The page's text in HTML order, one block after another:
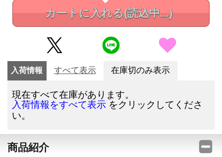
カートに入れる(読込中...)
入荷情報 すべて表示 在庫切のみ表示
現在すべて在庫があります。
入荷情報をすべて表示 をクリックしてくださ
い。
商品紹介